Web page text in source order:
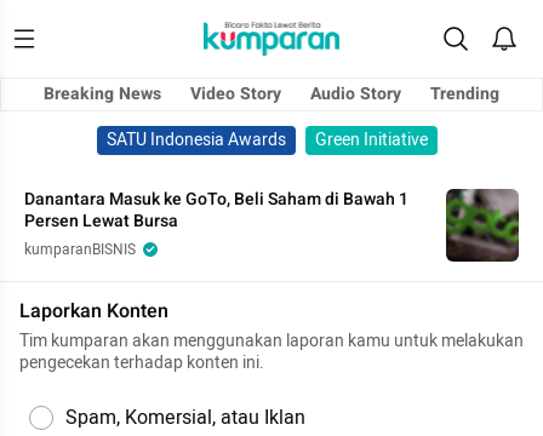
Breaking News Video Story Audio Story
Trending
SATU Indonesia Awards
Green Initiative
Danantara Masuk ke GoTo, Beli Saham di Bawah 1
Persen Lewat Bursa
kumparanBISNIS
Laporkan Konten
Tim kumparan akan menggunakan laporan kamu untuk melakukan
pengecekan terhadap konten ini.
Spam, Komersial, atau Iklan